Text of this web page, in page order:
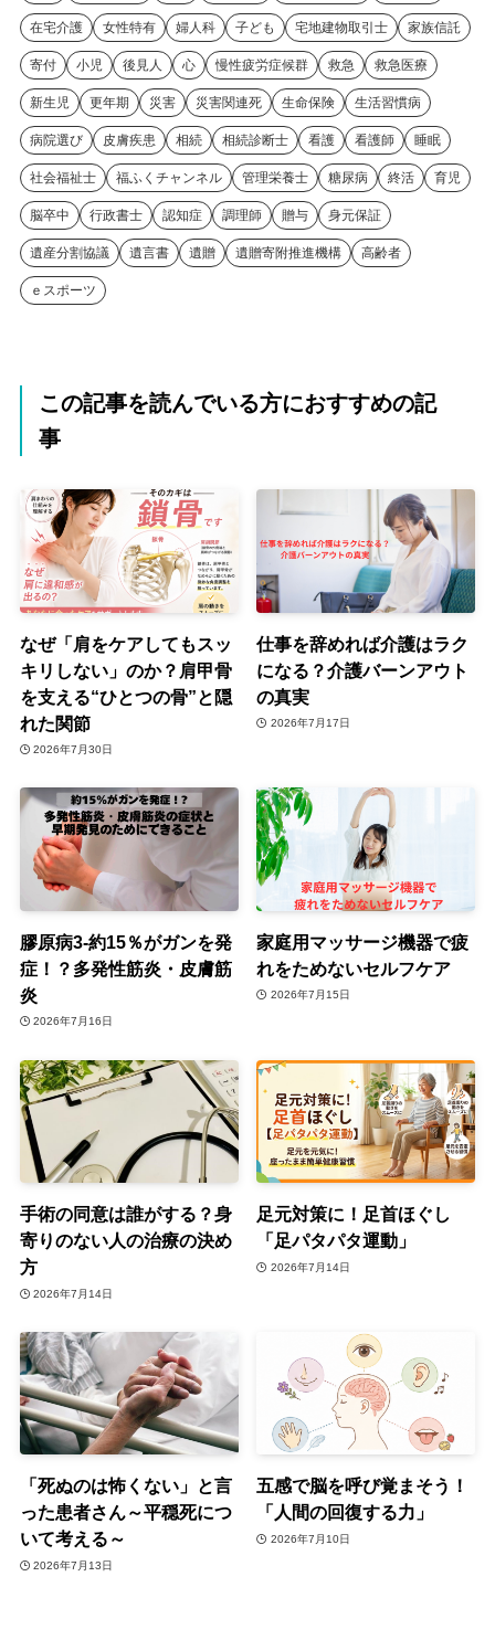
在宅介護 女性特有 婦人科 子ども 宅地建物取引士 家族信託
寄付 小児 後見人 心 慢性疲労症候群 救急 救急医療
新生児 更年期 災害 災害関連死 生命保険 生活習慣病
病院選び 皮膚疾患 相続 相続診断士 看護 看護師 睡眠
社会福祉士 福ふくチャンネル 管理栄養士 糖尿病 終活 育児
脳卒中 行政書士 認知症 調理師 贈与 身元保証
遺産分割協議 遺言書 遺贈 遺贈寄附推進機構 高齢者
ｅスポーツ
この記事を読んでいる方におすすめの記
事
なぜ「肩をケアしてもスッ
キリしない」のか？肩甲骨
を支える“ひとつの骨”と隠
れた関節
2026年7月30日
仕事を辞めれば介護はラク
になる？介護バーンアウト
の真実
2026年7月17日
膠原病3-約15％がガンを発
症！？多発性筋炎・皮膚筋
炎
2026年7月16日
家庭用マッサージ機器で疲
れをためないセルフケア
2026年7月15日
手術の同意は誰がする？身
寄りのない人の治療の決め
方
2026年7月14日
足元対策に！足首ほぐし
「足パタパタ運動」
2026年7月14日
「死ぬのは怖くない」と言
った患者さん～平穏死につ
いて考える～
2026年7月13日
五感で脳を呼び覚まそう！
「人間の回復する力」
2026年7月10日